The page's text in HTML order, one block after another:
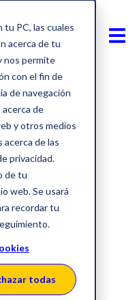
tu PC, las cuales
acerca de tu
nos permite
con el fin de
de navegación
de
y otros medios
acerca de las
privacidad.
de tu
web. Se usará
recordar tu
todas
Electrónico
y